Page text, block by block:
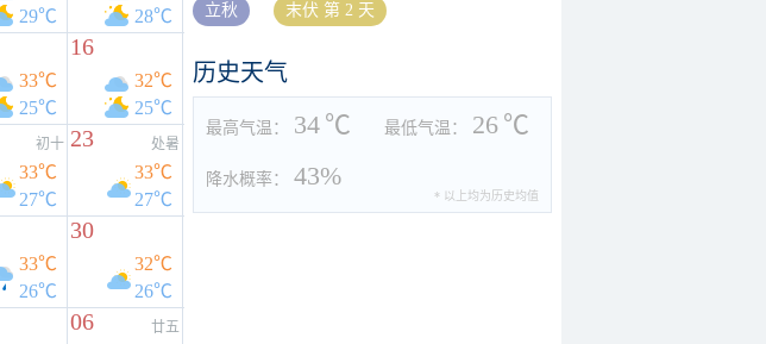
29℃
28℃
33℃
25℃
16
32℃
25℃
初十
33℃
27℃
23 处暑
33℃
27℃
33℃
26℃
30
32℃
26℃
06 廿五
立秋 末伏 第 2 天
历史天气
最高气温： 34 ℃ 最低气温： 26 ℃
降水概率： 43%
* 以上均为历史均值